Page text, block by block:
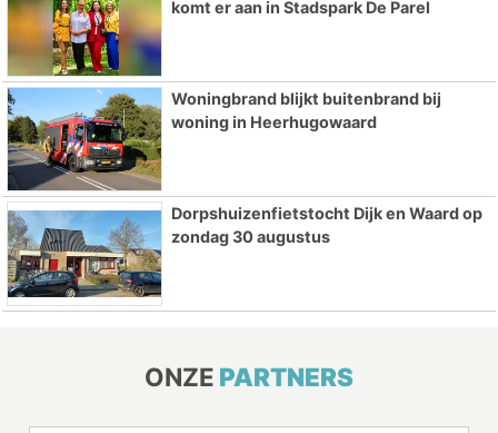
komt er aan in Stadspark De Parel
Woningbrand blijkt buitenbrand bij
woning in Heerhugowaard
Dorpshuizenfietstocht Dijk en Waard op
zondag 30 augustus
ONZE PARTNERS